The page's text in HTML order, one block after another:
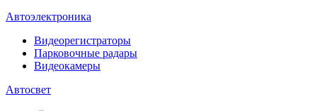
Автоэлектроника
Видеорегистраторы
Парковочные радары
Видеокамеры
Автосвет